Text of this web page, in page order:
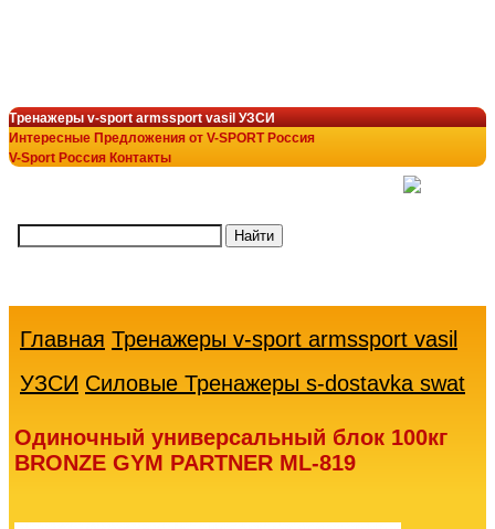
Тренажеры v-sport armssport vasil УЗСИ
Интересные Предложения от V-SPORT Россия
V-Sport Россия Контакты
Главная Тренажеры v-sport armssport vasil
УЗСИ Силовые Тренажеры s-dostavka swat
Одиночный универсальный блок 100кг
BRONZE GYM PARTNER ML-819